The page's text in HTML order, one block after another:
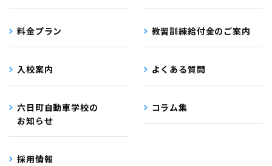
料金プラン 教習訓練給付金のご案内
入校案内 よくある質問
六日町自動車学校の
お知らせ
コラム集
採用情報